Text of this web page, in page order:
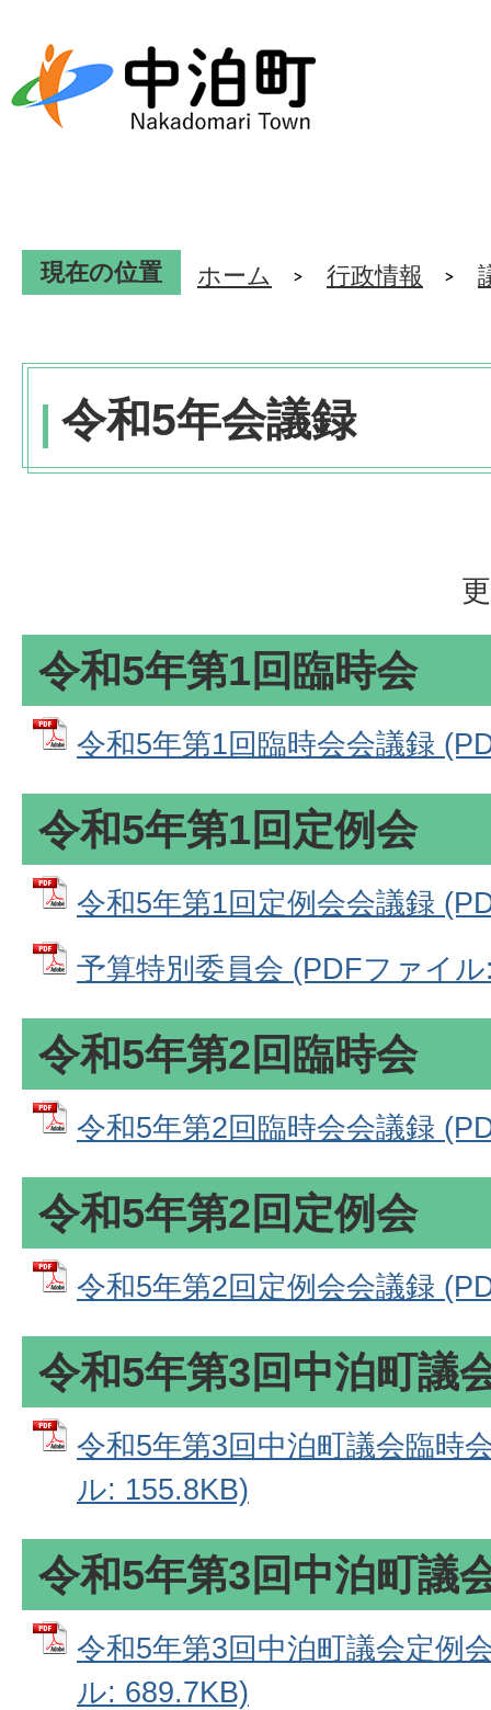
現在の位置 ホーム 行政情報
令和5年会議録
令和5年第1回臨時会
令和5年第1回臨時会会議録
令和5年第1回定例会
令和5年第1回定例会会議録
予算特別委員会 (PDFファイ
令和5年第2回臨時会
令和5年第2回臨時会会議録
令和5年第2回定例会
令和5年第2回定例会会議録
令和5年第3回中泊町議
令和5年第3回中泊町議会臨時
ル: 155.8KB)
令和5年第3回中泊町議
令和5年第3回中泊町議会定例
ル: 689.7KB)